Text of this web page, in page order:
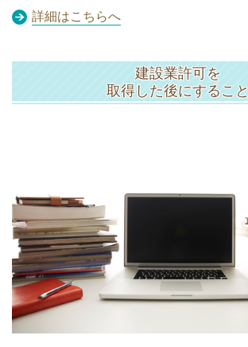
詳細はこちらへ
建設業許可を
取得した後にすること